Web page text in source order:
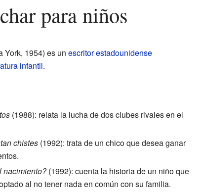
para niños
York, 1954) es un escritorestadounidense
infantil.
(1988): relata la lucha de dos clubes rivales en el
chistes(1992): trata de un chico que desea ganar
nacimiento?(1992): cuenta la historia de un niño que
al no tener nada en común con su familia.